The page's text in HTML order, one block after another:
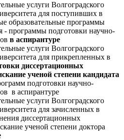
услуги Волгоградского
для поступивших в
образовательные программы
- программы подготовки научно-
в аспирантуре
услуги Волгоградского
для прикрепленных в
диссертационных
ученой степени кандидата
подготовки научно-
в аспирантуре
услуги Волгоградского
для зачисленных в
диссертационных
ученой степени доктора